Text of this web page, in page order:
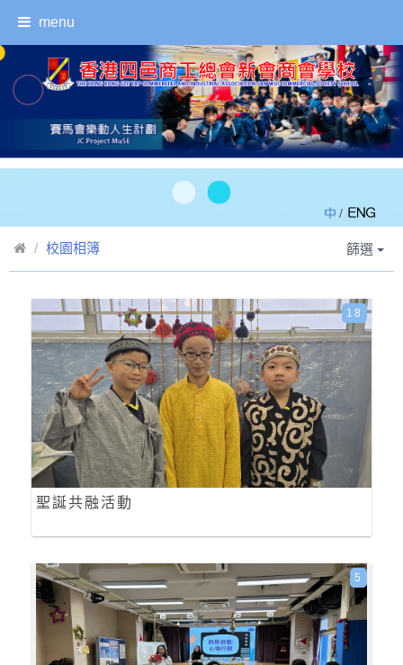
menu
/
校園相簿 篩選
聖誕共融活動
18
5